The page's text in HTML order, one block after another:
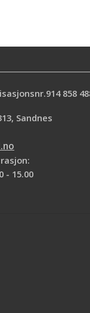
som gjør
858
Sandnes
- 15.00